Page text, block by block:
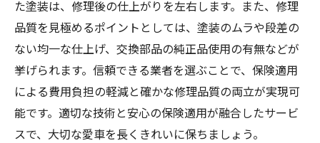
た塗装は、修理後の仕上がりを左右します。また、修理
品質を見極めるポイントとしては、塗装のムラや段差の
ない均一な仕上げ、交換部品の純正品使用の有無などが
挙げられます。信頼できる業者を選ぶことで、保険適用
による費用負担の軽減と確かな修理品質の両立が実現可
能です。適切な技術と安心の保険適用が融合したサービ
スで、大切な愛車を長くきれいに保ちましょう。